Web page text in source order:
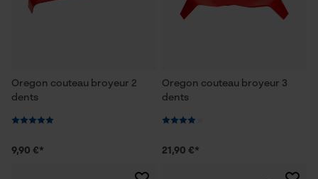
Oregon couteau broyeur 2
dents
9,90 €*
Oregon couteau broyeur 3
dents
21,90 €*